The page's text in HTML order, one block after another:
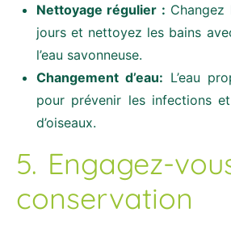
Nettoyage régulier : Changez
jours et nettoyez les bains
l’eau savonneuse.
Changement d’eau: L’eau
pour prévenir les infections
d’oiseaux.
5. Engagez-
conservation